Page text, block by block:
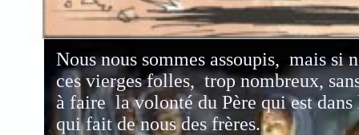
Nous nous sommes assoupis, mais si
ces vierges folles, trop nombreux,
à faire la volonté du Père qui est
qui fait de nous des frères.